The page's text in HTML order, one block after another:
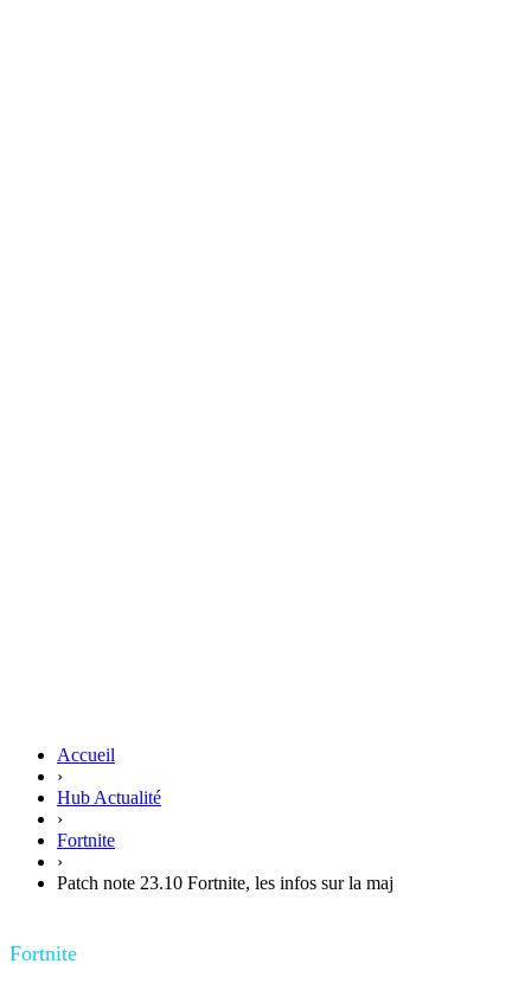
Accueil
›
Hub Actualité
›
Fortnite
›
Patch note 23.10 Fortnite, les infos sur la maj
Fortnite